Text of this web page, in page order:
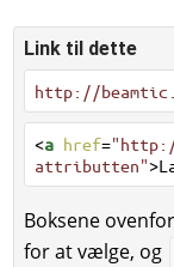
Link til dette
http://
<a href=
attributten"
Boksene
for at vælge, og